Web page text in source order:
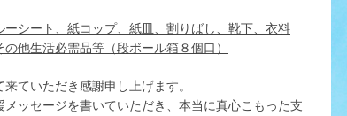
シート、紙コップ、紙皿、割りばし、 靴下、衣料
の他生活必需品等 （段ボール箱８個口）
ていただき感謝申し上げます。
ッセージを書いていただき、本当に真心こもった支